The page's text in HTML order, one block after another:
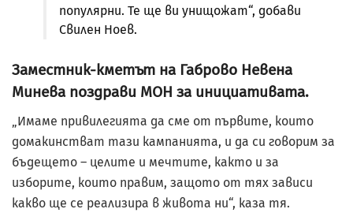
популярни. Те ще ви унищожат“, добави
Свилен Ноев.
Заместник-кметът на Габрово Невена
Минева поздрави МОН за инициативата.
„Имаме привилегията да сме от първите, които
домакинстват тази кампанията, и да си говорим за
бъдещето – целите и мечтите, както и за
изборите, които правим, защото от тях зависи
какво ще се реализира в живота ни“, каза тя.